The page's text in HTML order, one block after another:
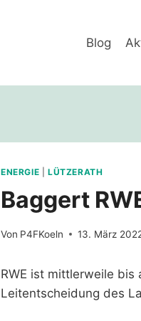
Blog
ENERGIE LÜTZERATH
Baggert
Von P4FKoeln 13. März
RWE ist mittlerweile
Leitentscheidung des